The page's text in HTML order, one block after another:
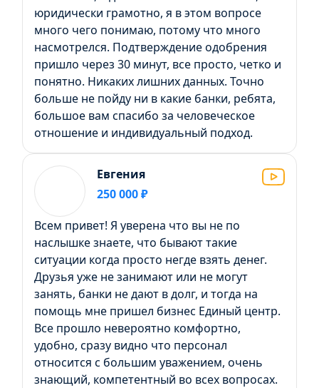
юридически грамотно, я в этом вопросе
много чего понимаю, потому что много
насмотрелся. Подтверждение одобрения
пришло через 30 минут, все просто, четко и
понятно. Никаких лишних данных. Точно
больше не пойду ни в какие банки, ребята,
большое вам спасибо за человеческое
отношение и индивидуальный подход.
Евгения
250 000 ₽
Всем привет! Я уверена что вы не по
наслышке знаете, что бывают такие
ситуации когда просто негде взять денег.
Друзья уже не занимают или не могут
занять, банки не дают в долг, и тогда на
помощь мне пришел бизнес Единый центр.
Все прошло невероятно комфортно,
удобно, сразу видно что персонал
относится с большим уважением, очень
знающий, компетентный во всех вопросах.